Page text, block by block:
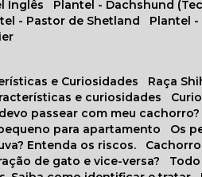
Inglês
Plantel - Dachshund
- Pastor de Shetland Plantel
e Curiosidades
Raça
e curiosidades
passear com meu cachorro?
para apartamento
Os
Entenda os riscos.
de gato e vice-versa?